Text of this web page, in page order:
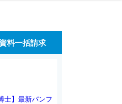
医療業界
命保険
動画
料一括請求
士】最新パンフ